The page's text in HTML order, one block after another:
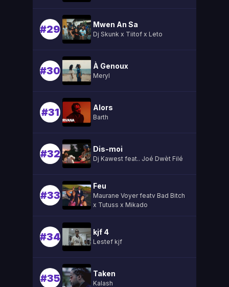
#29 Mwen An Sa
Dj Skunk x Tiitof x Leto
#30 À Genoux
Meryl
#31 Alors
Barth
#32 Dis-moi
Dj Kawest feat.. Joé Dwèt Filé
#33
Feu
Maurane Voyer featv Bad Bitch
x Tutuss x Mikado
#34 kjf 4
Lestef kjf
#35 Taken
Kalash